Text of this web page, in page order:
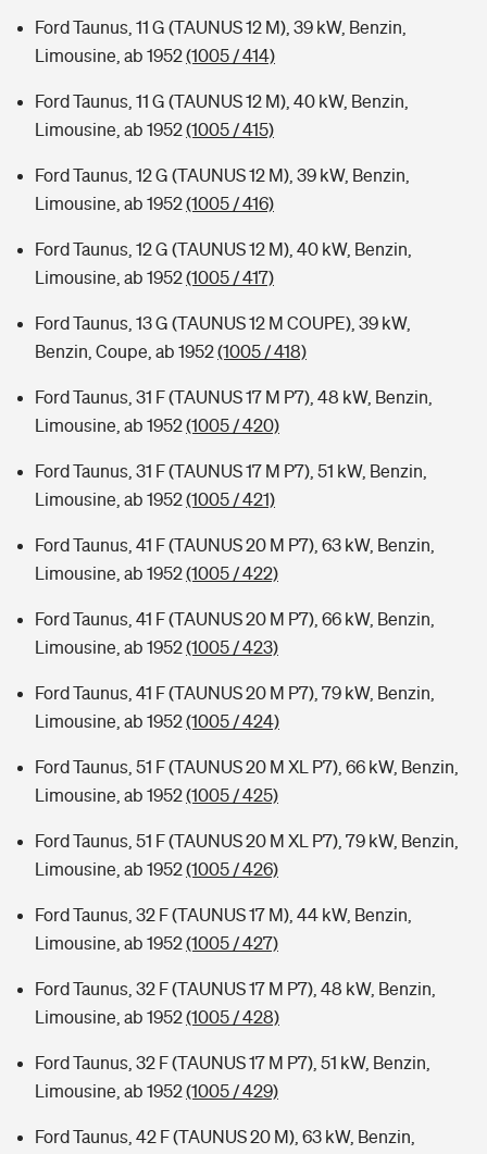
Ford Taunus, 11 G (TAUNUS 12 M), 39 kW, Benzin,
Limousine, ab 1952(1005 / 414)
Ford Taunus, 11 G (TAUNUS 12 M), 40 kW, Benzin,
Limousine, ab 1952(1005 / 415)
Ford Taunus, 12 G (TAUNUS 12 M), 39 kW, Benzin,
Limousine, ab 1952(1005 / 416)
Ford Taunus, 12 G (TAUNUS 12 M), 40 kW, Benzin,
Limousine, ab 1952(1005 / 417)
Ford Taunus, 13 G (TAUNUS 12 M COUPE), 39 kW,
Benzin, Coupe, ab 1952(1005 / 418)
Ford Taunus, 31 F (TAUNUS 17 M P7), 48 kW, Benzin,
Limousine, ab 1952(1005 / 420)
Ford Taunus, 31 F (TAUNUS 17 M P7), 51 kW, Benzin,
Limousine, ab 1952(1005 / 421)
Ford Taunus, 41 F (TAUNUS 20 M P7), 63 kW, Benzin,
Limousine, ab 1952(1005 / 422)
Ford Taunus, 41 F (TAUNUS 20 M P7), 66 kW, Benzin,
Limousine, ab 1952(1005 / 423)
Ford Taunus, 41 F (TAUNUS 20 M P7), 79 kW, Benzin,
Limousine, ab 1952(1005 / 424)
Ford Taunus, 51 F (TAUNUS 20 M XL P7), 66 kW, Benzin,
Limousine, ab 1952(1005 / 425)
Ford Taunus, 51 F (TAUNUS 20 M XL P7), 79 kW, Benzin,
Limousine, ab 1952(1005 / 426)
Ford Taunus, 32 F (TAUNUS 17 M), 44 kW, Benzin,
Limousine, ab 1952(1005 / 427)
Ford Taunus, 32 F (TAUNUS 17 M P7), 48 kW, Benzin,
Limousine, ab 1952(1005 / 428)
Ford Taunus, 32 F (TAUNUS 17 M P7), 51 kW, Benzin,
Limousine, ab 1952(1005 / 429)
Ford Taunus, 42 F (TAUNUS 20 M), 63 kW, Benzin,